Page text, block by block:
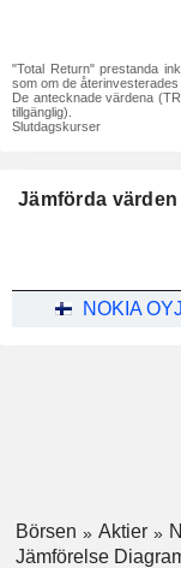
"Total Return" prestanda
som om de återinvesterades
De antecknade värdena
tillgänglig).
Slutdagskurser
Jämförda värden
NOKIA OYJ
Börsen Aktier
Jämförelse